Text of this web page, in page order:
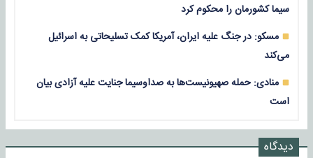
سیما کشورمان را محکوم کرد
مسکو: در جنگ علیه ایران، آمریکا کمک تسلیحاتی به اسرائیل
می‌کند
منادی: حمله صهیونیست‌ها به صداوسیما جنایت علیه آزادی بیان
است
دیدگاه